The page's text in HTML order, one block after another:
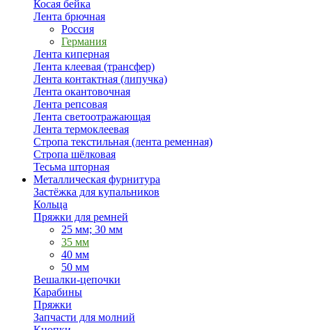
Косая бейка
Лента брючная
Россия
Германия
Лента киперная
Лента клеевая (трансфер)
Лента контактная (липучка)
Лента окантовочная
Лента репсовая
Лента светоотражающая
Лента термоклеевая
Стропа текстильная (лента ременная)
Стропа шёлковая
Тесьма шторная
Металлическая фурнитура
Застёжка для купальников
Кольца
Пряжки для ремней
25 мм; 30 мм
35 мм
40 мм
50 мм
Вешалки-цепочки
Карабины
Пряжки
Запчасти для молний